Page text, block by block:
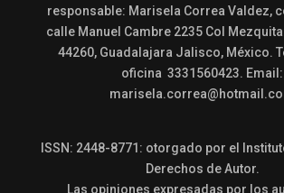
responsable: Marisela Correa Valdez,
calle Manuel Cambre 2235 Col
44260, Guadalajara Jalisco, México.
oficina 3331560423. Email:
ISSN: 2448-8771: otorgado por el
Derechos de Autor.
Las opiniones expresadas por los